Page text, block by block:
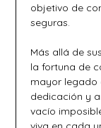
objetivo de
seguras.
Más allá de
la fortuna de
mayor legado
dedicación y
vacío